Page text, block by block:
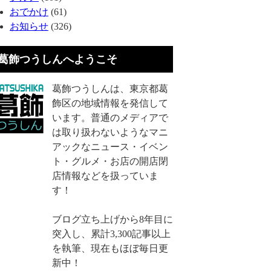
おでかけ (61)
お知らせ (326)
飾つうしんへようこそ
葛飾つうしんは、東京都葛
飾区の地域情報を発信して
います。普通のメディアで
は取り扱わないようなマニ
アックなニュース・イベン
ト・グルメ・お店の開店閉
店情報などを扱っていま
す！
ブログ立ち上げから8年目に
突入し、累計3,300記事以上
を執筆、現在もほぼ毎日更
新中！